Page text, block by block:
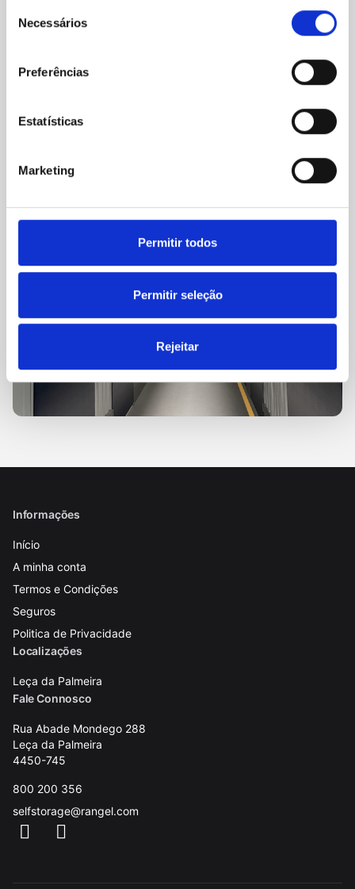
Necessários
Preferências
Estatísticas
Marketing
Permitir todos
Permitir seleção
Rejeitar
aplicativo móvel.
sáb
9:00am - 6:00pm
Ver todas as opções de armazenamento
Informações
Início
A minha conta
Termos e Condições
Seguros
Politica de Privacidade
Localizações
Leça da Palmeira
Fale Connosco
Rua Abade Mondego 288
Leça da Palmeira
4450-745
800 200 356
selfstorage@rangel.com
FacebookInstagram